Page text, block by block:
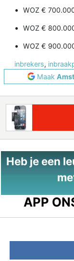
WOZ €
WOZ €
WOZ €
inbrekers,
Maak
Heb je een
APP